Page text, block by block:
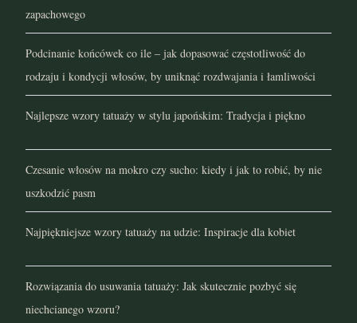
grudzień 2021
listopad 2021
październik 2021
wrzesień 2021
lipiec 2021
czerwiec 2021
kwiecień 2021
zapachowego
Podcinanie końcówek co ile – jak dopasować częstotliwość do
rodzaju i kondycji włosów, by uniknąć rozdwajania i łamliwości
Najlepsze wzory tatuaży w stylu japońskim: Tradycja i piękno
Czesanie włosów na mokro czy sucho: kiedy i jak to robić, by nie
uszkodzić pasm
Najpiękniejsze wzory tatuaży na udzie: Inspiracje dla kobiet
Rozwiązania do usuwania tatuaży: Jak skutecznie pozbyć się
niechcianego wzoru?